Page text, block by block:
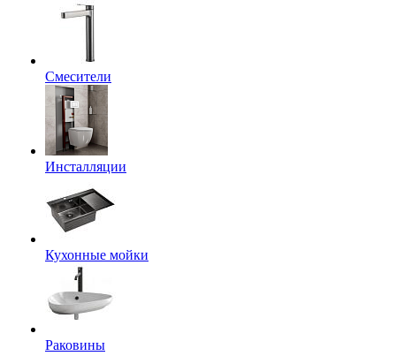
Смесители
Инсталляции
Кухонные мойки
Раковины